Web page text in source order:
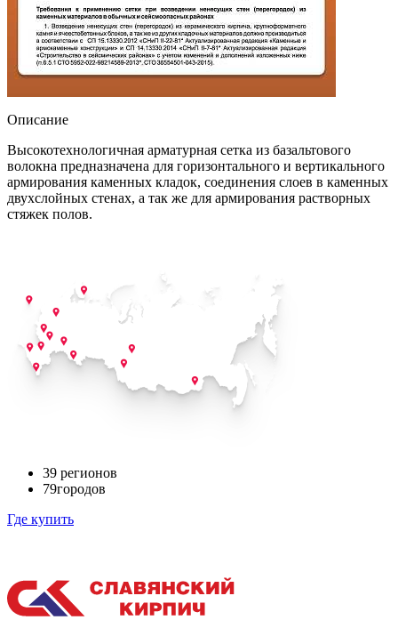
Описание
Высокотехнологичная арматурная сетка из базальтового
волокна предназначена для горизонтального и вертикального
армирования каменных кладок, соединения слоев в каменных
двухслойных стенах, а так же для армирования растворных
стяжек полов.
39 регионов
79городов
Где купить